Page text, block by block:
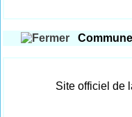
Site officiel de